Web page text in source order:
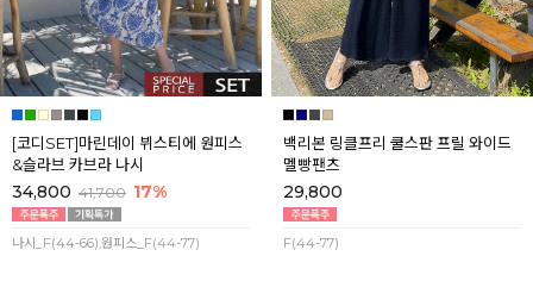
[코디SET]마린데이 뷔스티에 원피스
&슬라브 카브라 나시
34,800 41,700 17%
나시_F(44-66),원피스_F(44-77)
백리본 링클프리 쿨스판 프릴 와이드
멜빵팬츠
29,800
F(44-77)